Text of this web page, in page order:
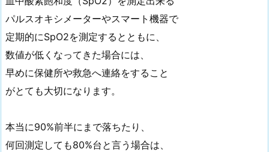
パルスオキシメーターやスマート機器で
定期的にSpO2を測定するとともに、
数値が低くなってきた場合には、
早めに保健所や救急へ連絡をすること
がとても大切になります。
本当に90%前半にまで落ちたり、
何回測定しても80%台と言う場合は、